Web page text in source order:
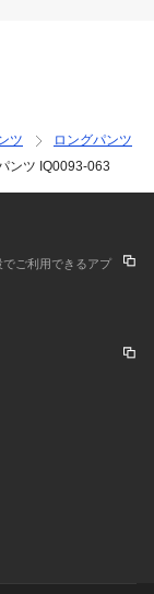
ておりますた
載画像と実際の
ご了承くださ
NIKEスーパース
apa26
ツ
ロングパンツ
ンツ IQ0093-063
ご利用できるアプ